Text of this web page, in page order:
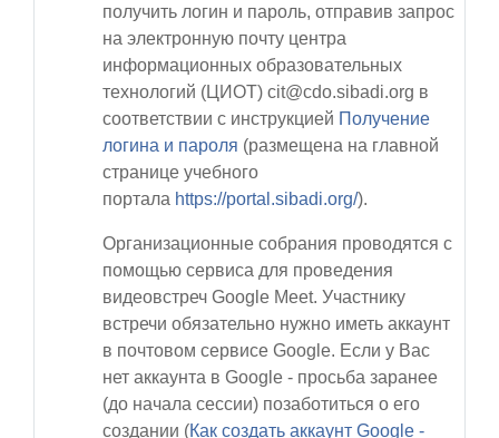
получить логин и пароль, отправив запрос
на электронную почту центра
информационных образовательных
технологий (ЦИОТ) cit@cdo.sibadi.org в
соответствии с инструкцией Получение
логина и пароля (размещена на главной
странице учебного
портала https://portal.sibadi.org/).
Организационные собрания проводятся с
помощью сервиса для проведения
видеовстреч Google Meet. Участнику
встречи обязательно нужно иметь аккаунт
в почтовом сервисе Google. Если у Вас
нет аккаунта в Google - просьба заранее
(до начала сессии) позаботиться о его
создании (Как создать аккаунт Google -